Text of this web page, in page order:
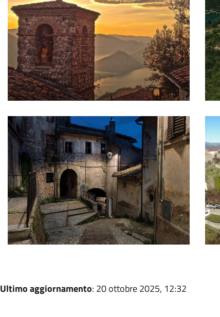
Borgo di Stipes
Ultimo aggiornamento: 20 ottobre 2025, 12:32